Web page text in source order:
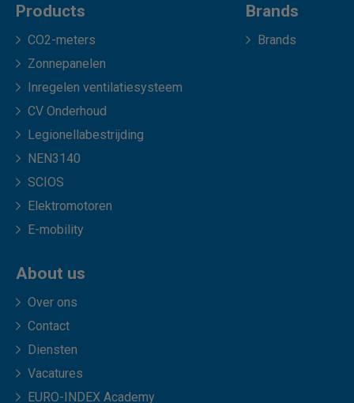
Products
CO2-meters
Zonnepanelen
Inregelen ventilatiesysteem
CV Onderhoud
Legionellabestrijding
NEN3140
SCIOS
Elektromotoren
E-mobility
Brands
Brands
About us
Over ons
Contact
Diensten
Vacatures
EURO-INDEX Academy